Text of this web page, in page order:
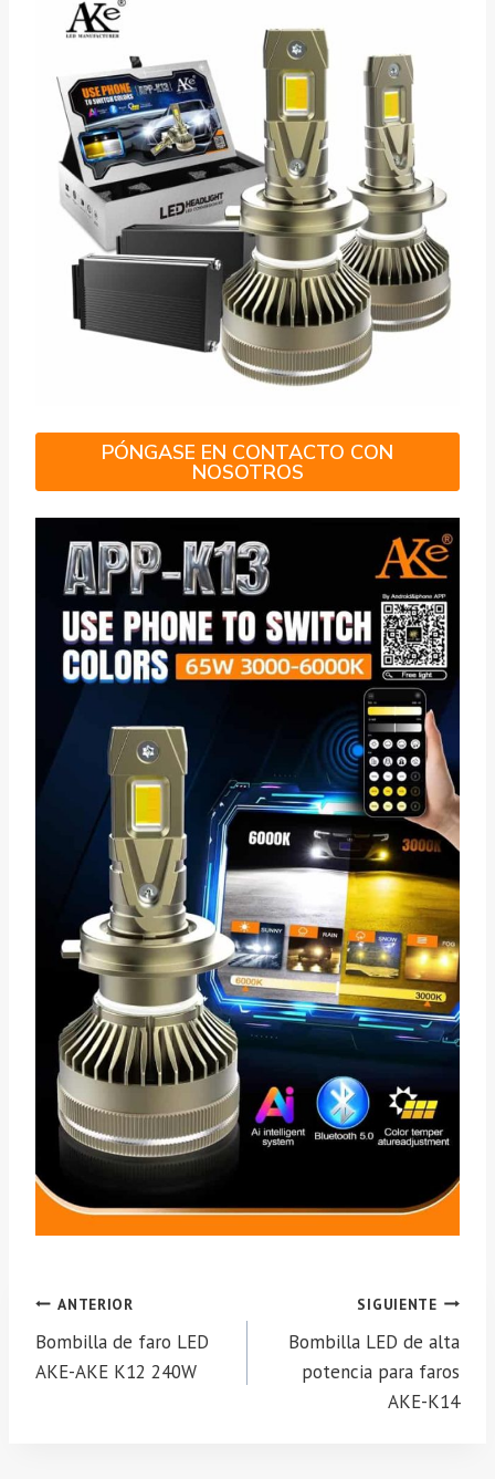
PÓNGASE EN CONTACTO CON
NOSOTROS
Navegación
de
entradas
ANTERIOR
Bombilla de faro LED
AKE-AKE K12 240W
SIGUIENTE
Bombilla LED de alta
potencia para faros
AKE-K14